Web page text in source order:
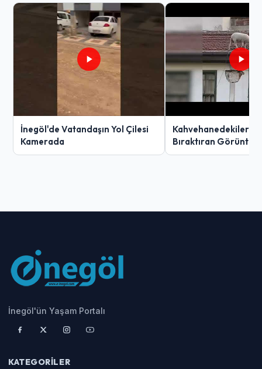
İnegöl'de Vatandaşın Yol Çilesi
Kamerada
Kahvehanedekiler
Bıraktıran Görüntü!
İnegöl'ün Yaşam Portalı
KATEGORILER